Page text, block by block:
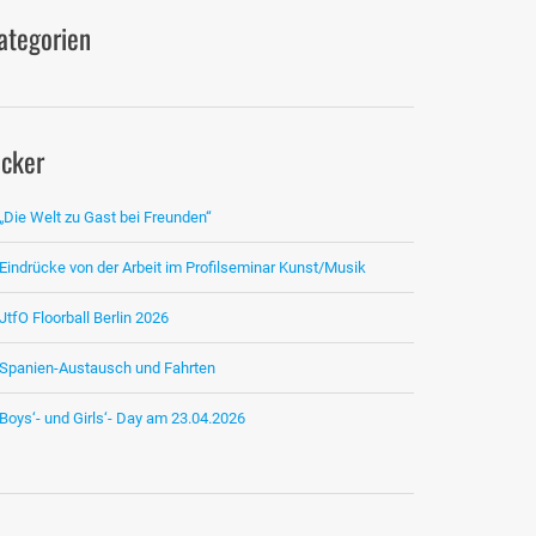
„Die Welt zu Gast bei Freunden“
Eindrücke von der Arbeit im Profilseminar Kunst/Musik
JtfO Floorball Berlin 2026
Spanien-Austausch und Fahrten
Boys‘- und Girls‘- Day am 23.04.2026